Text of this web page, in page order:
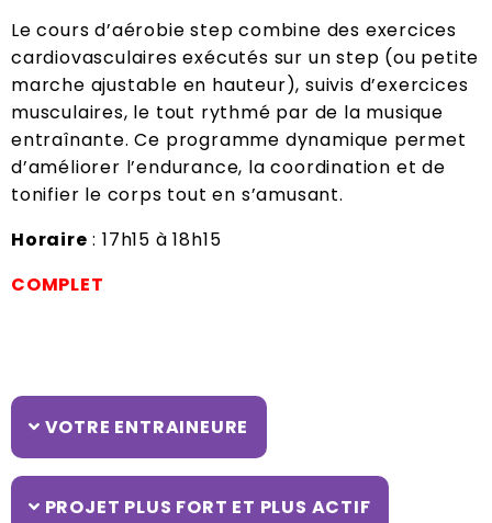
Le cours d’aérobie step combine des exercices
cardiovasculaires exécutés sur un step (ou petite
marche ajustable en hauteur), suivis d’exercices
musculaires, le tout rythmé par de la musique
entraînante. Ce programme dynamique permet
d’améliorer l’endurance, la coordination et de
tonifier le corps tout en s’amusant.
Horaire : 17h15 à 18h15
COMPLET
VOTRE ENTRAINEURE
PROJET PLUS FORT ET PLUS ACTIF